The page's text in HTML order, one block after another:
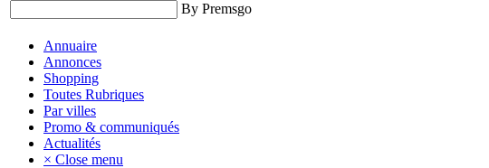
By Premsgo
Annuaire
Annonces
Shopping
Toutes Rubriques
Par villes
Promo & communiqués
Actualités
× Close menu